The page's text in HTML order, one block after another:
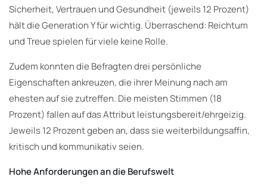
Sicherheit, Vertrauen und Gesundheit (jeweils 12 Prozent)
hält die Generation Y für wichtig. Überraschend: Reichtum
und Treue spielen für viele keine Rolle.
Zudem konnten die Befragten drei persönliche
Eigenschaften ankreuzen, die ihrer Meinung nach am
ehesten auf sie zutreffen. Die meisten Stimmen (18
Prozent) fallen auf das Attribut leistungsbereit/ehrgeizig.
Jeweils 12 Prozent geben an, dass sie weiterbildungsaffin,
kritisch und kommunikativ seien.
Hohe Anforderungen an die Berufswelt